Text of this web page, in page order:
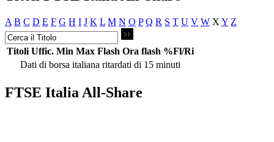
A B C D E F G H I J K L M N O P Q R S T U V W X Y Z
Titoli Uffic. Min Max Flash Ora flash %Fl/Ri
Dati di borsa italiana ritardati di 15 minuti
FTSE Italia All-Share